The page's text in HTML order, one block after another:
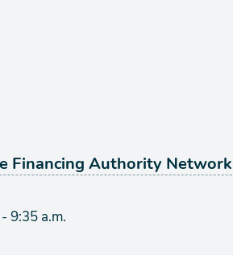
Financing Authority
9:35 a.m.